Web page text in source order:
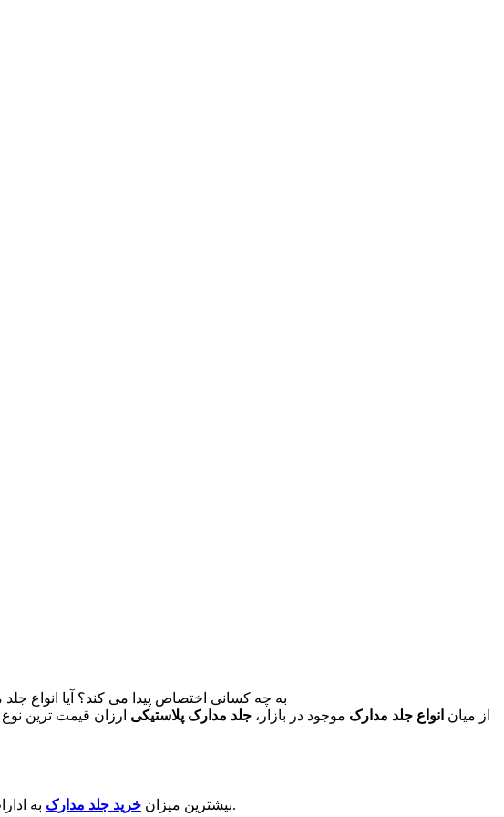
به چه کسانی اختصاص پیدا می کند؟ آیا انواع
از میان انواع جلد مدارک موجود در بازار، جلد مدارک پلاستیکی ارزان قیمت ترین
بیشترین میزان خرید جلد مدارک به به عنوان هدیه تبلیغاتی یا اشانتیون استفاده می نمایند.